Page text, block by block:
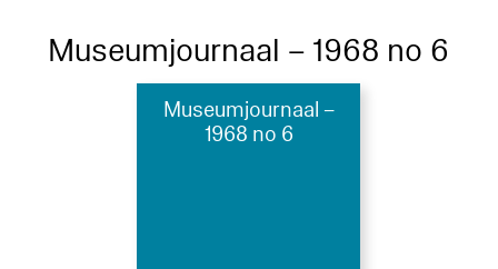
Museumjournaal – 1968 no 6
Museumjournaal –
1968 no 6